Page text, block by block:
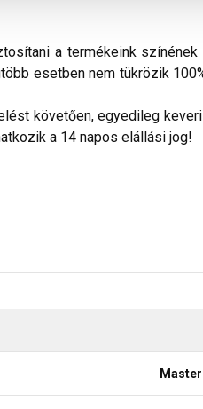
a termékeink
esetben nem tükrözik
követően, egyedileg
a 14 napos elállási jog!